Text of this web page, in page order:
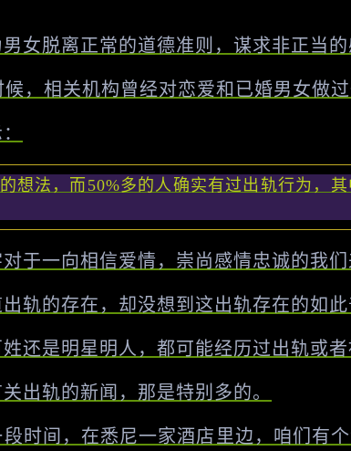
女脱离正常的道德准则，谋求非正当的
候，相关机构曾经对恋爱和已婚男女做过
想法，而50%多的人确实有过出轨行为，
于一向相信爱情，崇尚感情忠诚的我们
轨的存在，却没想到这出轨存在的如此
还是明星明人，都可能经历过出轨或者
出轨的新闻，那是特别多的。
时间，在悉尼一家酒店里边，咱们有